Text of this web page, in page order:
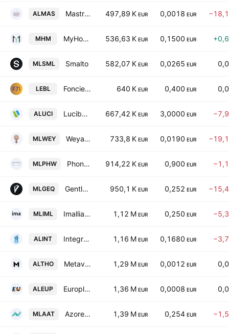
ALMAS Mastrad SA 497,89 K EUR 0,0018 EUR
MHM MyHotelMatch S.A. 536,63 K EUR 0,1500 EUR
MLSML Smalto 582,07 K EUR 0,0265 EUR
LEBL Fonciere 7 Investissement 640 K EUR 0,400 EUR
ALUCI Lucibel S.A. 667,42 K EUR 3,0000 EUR
MLWEY Weya SA 733,8 K EUR 0,0190 EUR
MLPHW Phone Web SA 914,22 K EUR 0,900 EUR
MLGEQ Gentlemen's Equity SA 950,1 K EUR 0,252 EUR
MLIML Imalliance SA 1,12 M EUR 0,250 EUR
ALINT IntegraGen SA 1,16 M EUR 0,1680 EUR
ALTHO Metavisio SA 1,29 M EUR 0,0012 EUR
ALEUP Europlasma SA 1,36 M EUR 0,0008 EUR
MLAAT Azorean-Aquatic Technologies SA 1,39 M EUR 0,254 EUR